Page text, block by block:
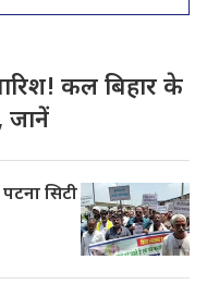
कल बिहार के
जानें
सिटी